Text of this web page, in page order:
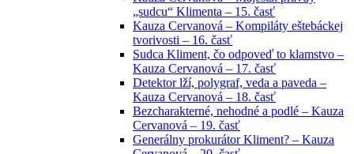
„sudcu“ Klimenta – 15. časť
Kauza Cervanová – Kompiláty eštebáckej
tvorivosti – 16. časť
Sudca Kliment, čo odpoveď to klamstvo –
Kauza Cervanová – 17. časť
Detektor lží, polygraf, veda a paveda –
Kauza Cervanová – 18. časť
Bezcharakterné, nehodné a podlé – Kauza
Cervanová – 19. časť
Generálny prokurátor Kliment? – Kauza